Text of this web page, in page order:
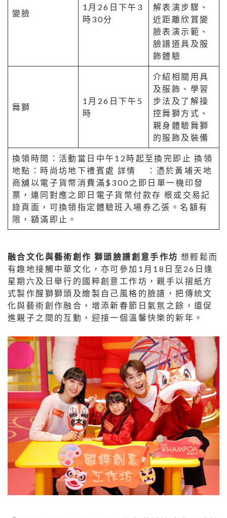
變臉
1月26日下午3
時30分
解表演步驟、
近距離欣賞變
臉表演示範、
臉譜道具及服
飾體驗
舞獅
1月26日下午5
時
介紹相關用具
及服飾、學習
步法及了解操
控舞獅方式、
親身體驗舞獅
的服飾及裝備
換領時間：活動當日中午12時起至換完即止 換領
地點：時尚坊地下禮賓處 詳情 ：憑於黃埔天地
商舖以電子貨幣消費滿$300之即日單一機印發
票，連同對應之即日電子貨幣付款存 根或交易記
錄頁面，可換領指定體驗班入場券乙張。名額有
限，額滿即止。
融合文化與藝術創作 獅頭臉譜創意手作坊 想輕鬆而
有趣地接觸中華文化，亦可參加1月18日至26日逢
星期六及日舉行的國粹創意工作坊，親手以摺紙方
式製作醒獅獅頭及繪製自己風格的臉譜，把傳統文
化與藝術創作融合，增添新春節日氣氛之餘，還促
進親子之間的互動，迎接一個溫馨快樂的新年。